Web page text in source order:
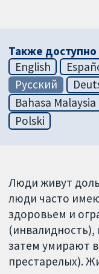
Также доступно
English
Русский
Bahasa Malaysia
Polski
Люди живут
люди часто
здоровьем и
(инвалидность),
затем умирают
престарелых).